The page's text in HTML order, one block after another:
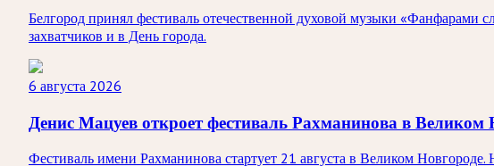
Белгород принял фестиваль отечественной духовой музыки «Фанфарами
захватчиков и в День города.
6 августа 2026
Денис Мацуев откроет фестиваль Рахманинова в Великом
Фестиваль имени Рахманинова стартует 21 августа в Великом